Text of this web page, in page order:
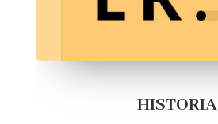
HISTORIA